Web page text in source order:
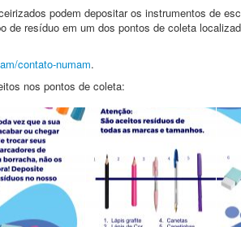
podem depositar os instrumentos de
de resíduo em um dos pontos de coleta
contato-numam.
nos pontos de coleta: